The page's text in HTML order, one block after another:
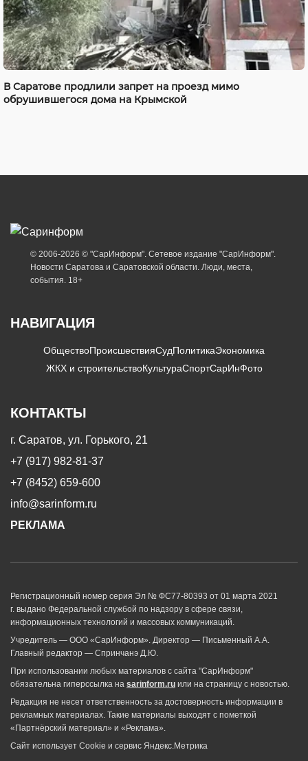
В Саратове продлили запрет на проезд мимо
обрушившегося дома на Крымской
© 2006-2026 © "СарИнформ". Сетевое издание "СарИнформ".
Новости Саратова и Саратовской области. Люди, места,
события. 18+
НАВИГАЦИЯ
ОбществоПроисшествияСудПолитикаЭкономика
ЖКХ и строительствоКультураСпортСарИнФото
КОНТАКТЫ
г. Саратов, ул. Горького, 21
+7 (917) 982-81-37
+7 (8452) 659-600
info@sarinform.ru
РЕКЛАМА
Регистрационный номер серия Эл № ФС77-80393 от 01 марта 2021
г. выдано Федеральной службой по надзору в сфере связи,
информационных технологий и массовых коммуникаций.
Учредитель — ООО «СарИнформ». Директор — Письменный А.А.
Главный редактор — Спринчанэ Д.Ю.
При использовании любых материалов с сайта "СарИнформ"
обязательна гиперссылка на sarinform.ru или на страницу с новостью.
Редакция не несет ответственность за достоверность информации в
рекламных материалах. Такие материалы выходят с пометкой
«Партнёрский материал» и «Реклама».
Сайт использует Cookie и сервиc Яндекс.Метрика